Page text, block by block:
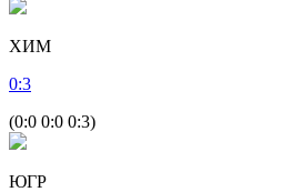
ХИМ
0:3
(0:0 0:0 0:3)
ЮГР